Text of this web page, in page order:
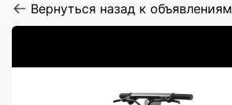
Вернуться назад к объявлениям